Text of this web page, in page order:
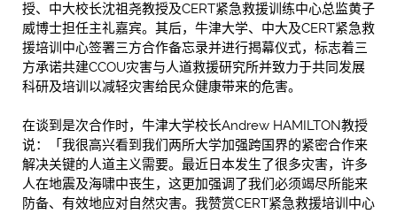
授、中大校长沈祖尧教授及CERT紧急救援训练中心总监黄子
威博士担任主礼嘉宾。其后，牛津大学、中大及CERT紧急救
援培训中心签署三方合作备忘录并进行揭幕仪式，标志着三
方承诺共建CCOU灾害与人道救援研究所并致力于共同发展
科研及培训以减轻灾害给民众健康带来的危害。
在谈到是次合作时，牛津大学校长Andrew HAMILTON教授
说：「我很高兴看到我们两所大学加强跨国界的紧密合作来
解决关键的人道主义需要。最近日本发生了很多灾害，许多
人在地震及海啸中丧生，这更加强调了我们必须竭尽所能来
防备、有效地应对自然灾害。我赞赏CERT紧急救援培训中心